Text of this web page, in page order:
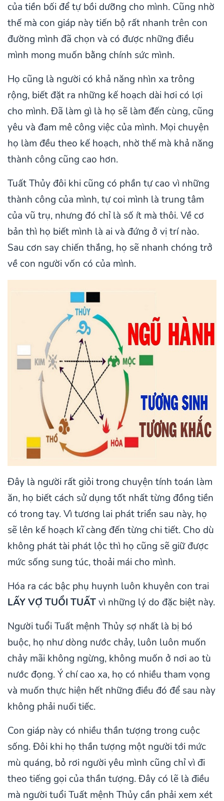
của tiền bối để tự bồi dưỡng cho mình. Cũng nhờ
thế mà con giáp này tiến bộ rất nhanh trên con
đường mình đã chọn và có được những điều
mình mong muốn bằng chính sức mình.
Họ cũng là người có khả năng nhìn xa trông
rộng, biết đặt ra những kế hoạch dài hơi có lợi
cho mình. Đã làm gì là họ sẽ làm đến cùng, cũng
yêu và đam mê công việc của mình. Mọi chuyện
họ làm đều theo kế hoạch, nhờ thế mà khả năng
thành công cũng cao hơn.
Tuất Thủy đôi khi cũng có phần tự cao vì những
thành công của mình, tự coi mình là trung tâm
của vũ trụ, nhưng đó chỉ là số ít mà thôi. Về cơ
bản thì họ biết mình là ai và đứng ở vị trí nào.
Sau cơn say chiến thắng, họ sẽ nhanh chóng trở
về con người vốn có của mình.
Đây là người rất giỏi trong chuyện tính toán làm
ăn, họ biết cách sử dụng tốt nhất từng đồng tiền
có trong tay. Vì tương lai phát triển sau này, họ
sẽ lên kế hoạch kĩ càng đến từng chi tiết. Cho dù
không phát tài phát lộc thì họ cũng sẽ giữ được
mức sống sung túc, thoải mái cho mình.
Hóa ra các bậc phụ huynh luôn khuyên con trai
LẤY VỢ TUỔI TUẤTvì những lý do đặc biệt này.
Người tuổi Tuất mệnh Thủy sợ nhất là bị bó
buộc, họ như dòng nước chảy, luôn luôn muốn
chảy mãi không ngừng, không muốn ở nơi ao tù
nước đọng. Ý chí cao xa, họ có nhiều tham vọng
và muốn thực hiện hết những điều đó để sau này
không phải nuối tiếc.
Con giáp này có nhiều thần tượng trong cuộc
sống. Đôi khi họ thần tượng một người tới mức
mù quáng, bỏ rơi người yêu mình cũng chỉ vì đi
theo tiếng gọi của thần tượng. Đây có lẽ là điều
mà người tuổi Tuất mệnh Thủy cần phải xem xét